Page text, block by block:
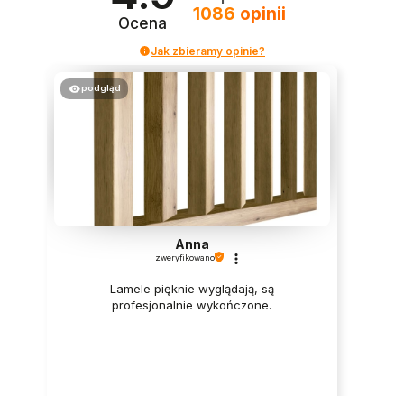
Ocena
1086 opinii
Jak zbieramy opinie?
podgląd
Anna
zweryfikowano
Lamele pięknie wyglądają, są
profesjonalnie wykończone.